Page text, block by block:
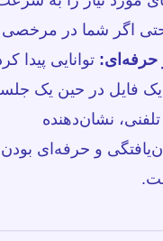
حتی اگر شما در مرخصی
حرفه‌ای: توانایی پیدا
فایل در حین یک
نشان‌دهنده
و حرفه‌ای بودن